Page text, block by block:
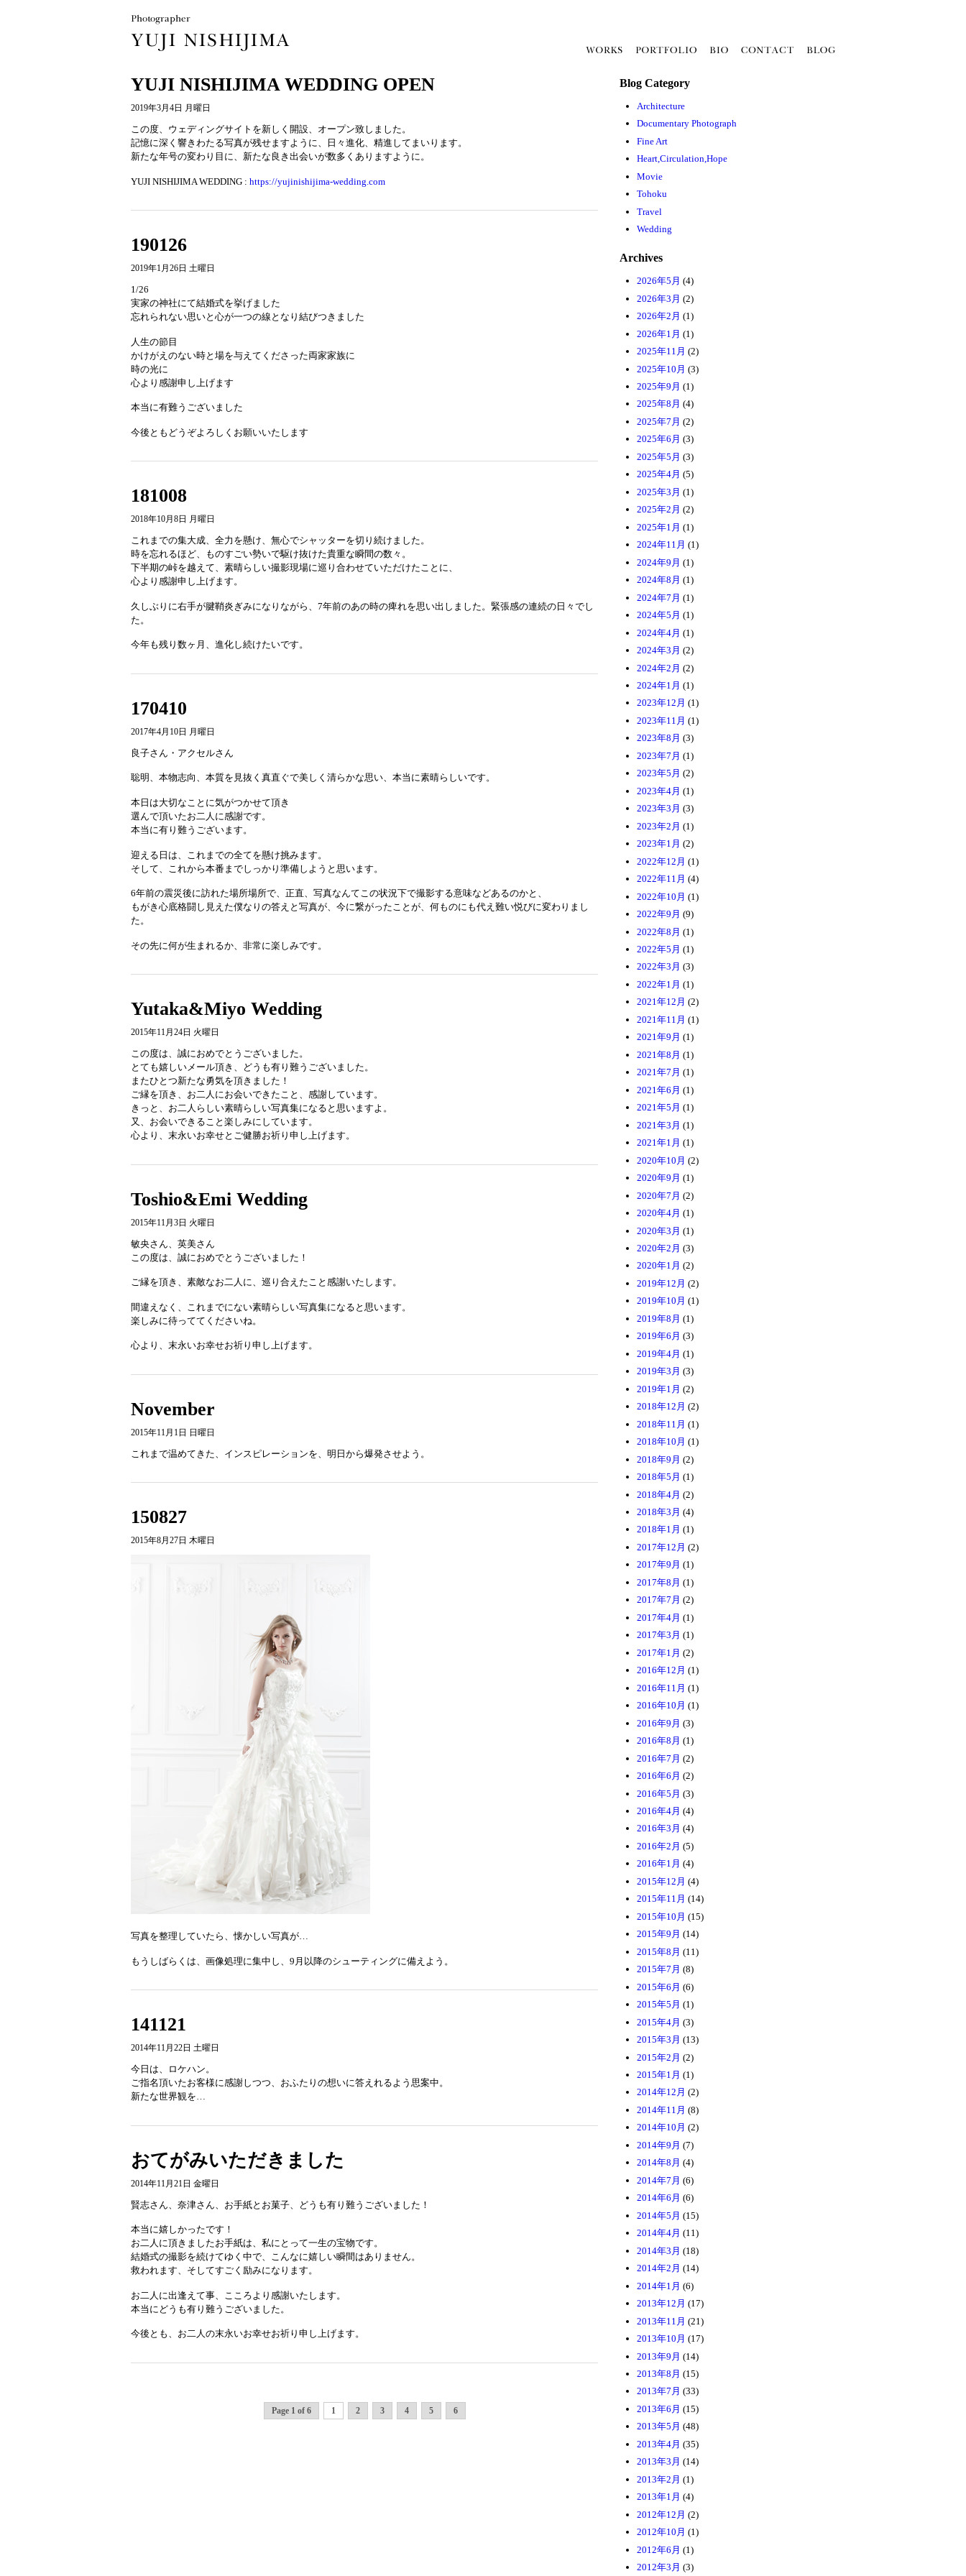
YUJI NISHIJIMA WEDDING OPEN
2019年3月4日 月曜日
この度、ウェディングサイトを新しく開設、オープン致しました。
記憶に深く響きわたる写真が残せますように、日々進化、精進してまいります。
新たな年号の変わり目に、新たな良き出会いが数多くありますように。
YUJI NISHIJIMA WEDDING : https://yujinishijima-wedding.com
190126
2019年1月26日 土曜日
1/26
実家の神社にて結婚式を挙げました
忘れられない思いと心が一つの線となり結びつきました
人生の節目
かけがえのない時と場を与えてくださった両家家族に
時の光に
心より感謝申し上げます
本当に有難うございました
今後ともどうぞよろしくお願いいたします
181008
2018年10月8日 月曜日
これまでの集大成、全力を懸け、無心でシャッターを切り続けました。
時を忘れるほど、ものすごい勢いで駆け抜けた貴重な瞬間の数々。
下半期の峠を越えて、素晴らしい撮影現場に巡り合わせていただけたことに、
心より感謝申し上げます。
久しぶりに右手が腱鞘炎ぎみになりながら、7年前のあの時の痺れを思い出しました。緊張感の連続の日々でし
た。
今年も残り数ヶ月、進化し続けたいです。
170410
2017年4月10日 月曜日
良子さん・アクセルさん
聡明、本物志向、本質を見抜く真直ぐで美しく清らかな思い、本当に素晴らしいです。
本日は大切なことに気がつかせて頂き
選んで頂いたお二人に感謝です。
本当に有り難うございます。
迎える日は、これまでの全てを懸け挑みます。
そして、これから本番までしっかり準備しようと思います。
6年前の震災後に訪れた場所場所で、正直、写真なんてこの状況下で撮影する意味などあるのかと、
もがき心底格闘し見えた僕なりの答えと写真が、今に繋がったことが、何ものにも代え難い悦びに変わりまし
た。
その先に何が生まれるか、非常に楽しみです。
Yutaka&Miyo Wedding
2015年11月24日 火曜日
この度は、誠におめでとうございました。
とても嬉しいメール頂き、どうも有り難うございました。
またひとつ新たな勇気を頂きました！
ご縁を頂き、お二人にお会いできたこと、感謝しています。
きっと、お二人らしい素晴らしい写真集になると思いますよ。
又、お会いできること楽しみにしています。
心より、末永いお幸せとご健勝お祈り申し上げます。
Toshio&Emi Wedding
2015年11月3日 火曜日
敏央さん、英美さん
この度は、誠におめでとうございました！
ご縁を頂き、素敵なお二人に、巡り合えたこと感謝いたします。
間違えなく、これまでにない素晴らしい写真集になると思います。
楽しみに待っててくださいね。
心より、末永いお幸せお祈り申し上げます。
November
2015年11月1日 日曜日
これまで温めてきた、インスピレーションを、明日から爆発させよう。
150827
2015年8月27日 木曜日
写真を整理していたら、懐かしい写真が…
もうしばらくは、画像処理に集中し、9月以降のシューティングに備えよう。
141121
2014年11月22日 土曜日
今日は、ロケハン。
ご指名頂いたお客様に感謝しつつ、おふたりの想いに答えれるよう思案中。
新たな世界観を…
おてがみいただきました
2014年11月21日 金曜日
賢志さん、奈津さん、お手紙とお菓子、どうも有り難うございました！
本当に嬉しかったです！
お二人に頂きましたお手紙は、私にとって一生の宝物です。
結婚式の撮影を続けてゆく中で、こんなに嬉しい瞬間はありません。
救われます、そしてすごく励みになります。
お二人に出逢えて事、こころより感謝いたします。
本当にどうも有り難うございました。
今後とも、お二人の末永いお幸せお祈り申し上げます。
Page 1 of 6 1 2 3 4 5 6
Blog Category
Architecture
Documentary Photograph
Fine Art
Heart,Circulation,Hope
Movie
Tohoku
Travel
Wedding
Archives
2026年5月 (4)
2026年3月 (2)
2026年2月 (1)
2026年1月 (1)
2025年11月 (2)
2025年10月 (3)
2025年9月 (1)
2025年8月 (4)
2025年7月 (2)
2025年6月 (3)
2025年5月 (3)
2025年4月 (5)
2025年3月 (1)
2025年2月 (2)
2025年1月 (1)
2024年11月 (1)
2024年9月 (1)
2024年8月 (1)
2024年7月 (1)
2024年5月 (1)
2024年4月 (1)
2024年3月 (2)
2024年2月 (2)
2024年1月 (1)
2023年12月 (1)
2023年11月 (1)
2023年8月 (3)
2023年7月 (1)
2023年5月 (2)
2023年4月 (1)
2023年3月 (3)
2023年2月 (1)
2023年1月 (2)
2022年12月 (1)
2022年11月 (4)
2022年10月 (1)
2022年9月 (9)
2022年8月 (1)
2022年5月 (1)
2022年3月 (3)
2022年1月 (1)
2021年12月 (2)
2021年11月 (1)
2021年9月 (1)
2021年8月 (1)
2021年7月 (1)
2021年6月 (1)
2021年5月 (1)
2021年3月 (1)
2021年1月 (1)
2020年10月 (2)
2020年9月 (1)
2020年7月 (2)
2020年4月 (1)
2020年3月 (1)
2020年2月 (3)
2020年1月 (2)
2019年12月 (2)
2019年10月 (1)
2019年8月 (1)
2019年6月 (3)
2019年4月 (1)
2019年3月 (3)
2019年1月 (2)
2018年12月 (2)
2018年11月 (1)
2018年10月 (1)
2018年9月 (2)
2018年5月 (1)
2018年4月 (2)
2018年3月 (4)
2018年1月 (1)
2017年12月 (2)
2017年9月 (1)
2017年8月 (1)
2017年7月 (2)
2017年4月 (1)
2017年3月 (1)
2017年1月 (2)
2016年12月 (1)
2016年11月 (1)
2016年10月 (1)
2016年9月 (3)
2016年8月 (1)
2016年7月 (2)
2016年6月 (2)
2016年5月 (3)
2016年4月 (4)
2016年3月 (4)
2016年2月 (5)
2016年1月 (4)
2015年12月 (4)
2015年11月 (14)
2015年10月 (15)
2015年9月 (14)
2015年8月 (11)
2015年7月 (8)
2015年6月 (6)
2015年5月 (1)
2015年4月 (3)
2015年3月 (13)
2015年2月 (2)
2015年1月 (1)
2014年12月 (2)
2014年11月 (8)
2014年10月 (2)
2014年9月 (7)
2014年8月 (4)
2014年7月 (6)
2014年6月 (6)
2014年5月 (15)
2014年4月 (11)
2014年3月 (18)
2014年2月 (14)
2014年1月 (6)
2013年12月 (17)
2013年11月 (21)
2013年10月 (17)
2013年9月 (14)
2013年8月 (15)
2013年7月 (33)
2013年6月 (15)
2013年5月 (48)
2013年4月 (35)
2013年3月 (14)
2013年2月 (1)
2013年1月 (4)
2012年12月 (2)
2012年10月 (1)
2012年6月 (1)
2012年3月 (3)